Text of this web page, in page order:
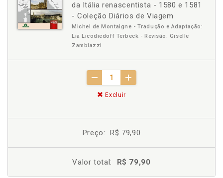
da Itália renascentista - 1580 e 1581
- Coleção Diários de Viagem
Michel de Montaigne - Tradução e Adaptação:
Lia Licodiedoff Terbeck - Revisão: Giselle
Zambiazzi
Excluir
Preço: R$ 79,90
Valor total: R$ 79,90